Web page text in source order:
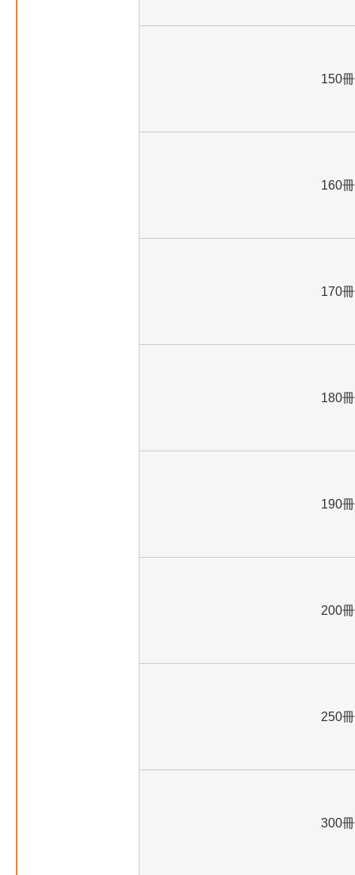
150冊
160冊
170冊
180冊
190冊
200冊
250冊
300冊